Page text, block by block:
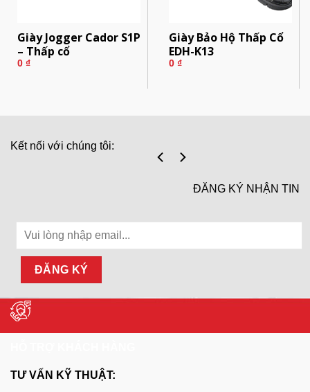
Giày Jogger Cador S1P
– Thấp cổ
0 ₫
Giày Bảo Hộ Thấp Cổ
EDH-K13
0 ₫
Kết nối với chúng tôi:
ĐĂNG KÝ NHẬN TIN
TƯ VẤN KỸ THUẬT: